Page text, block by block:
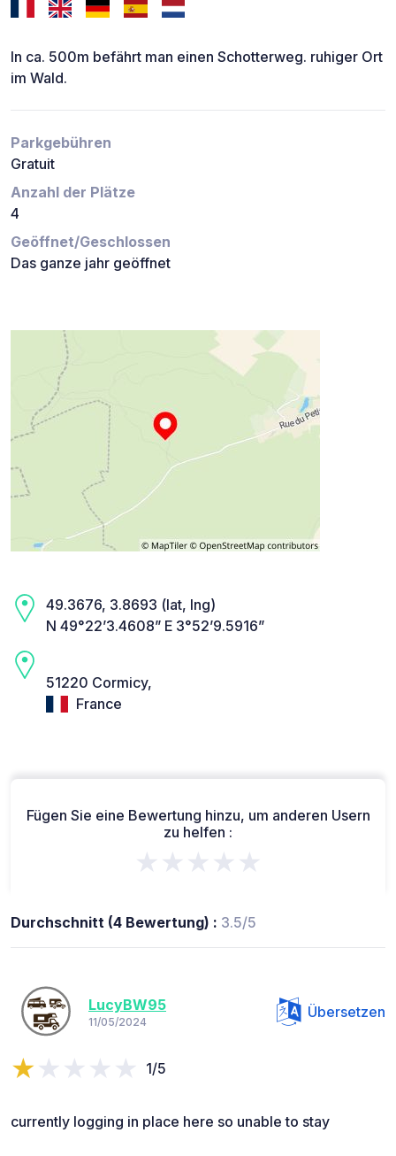
In ca. 500m befährt man einen Schotterweg. ruhiger Ort
im Wald.
Parkgebühren
Gratuit
Anzahl der Plätze
4
Geöffnet/Geschlossen
Das ganze jahr geöffnet
49.3676, 3.8693 (lat, lng)
N 49°22’3.4608” E 3°52’9.5916”
51220 Cormicy,
France
Fügen Sie eine Bewertung hinzu, um anderen Usern
zu helfen :
★★★★★
Durchschnitt (4 Bewertung) : 3.5/5
LucyBW95
11/05/2024
Übersetzen
1/5
currently logging in place here so unable to stay